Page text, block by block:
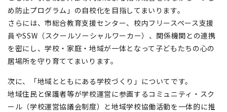
め防止プログラム」の自校化を目指してまいります。
さらには、市総合教育支援センター、校内フリースペース支援
員やSSW（スクールソーシャルワーカー）、関係機関との連携
を密にし、学校・家庭・地域が一体となって子どもたちの心の
居場所を守り育ててまいります。
次に、「地域とともにある学校づくり」についてです。
地域住民と保護者等が学校運営に参画するコミュニティ・スク
ール（学校運営協議会制度）と地域学校協働活動を一体的に推